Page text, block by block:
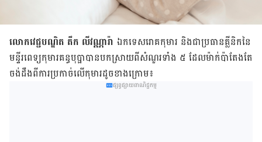
លោកវេជ្ជបណ្ឌិត តឹក លីវណ្ណារ៉ា ឯកទេសរោគកុមារ និងជាប្រធានគ្លីនិក​នៃ
មន្ទីរពេទ្យកុមារគន្ធ​បុប្ផា​បានបកស្រាយពីសំណួរទាំង ៥ ដែលម៉ាក់ប៉ាតែងតែ
ចង់ដឹងពីការប្រកាច់លើកុមារដូចខាងក្រោម៖
ផ្សព្វផ្សាយពាណិជ្ជកម្ម